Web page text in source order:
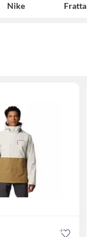
Nike Fratta